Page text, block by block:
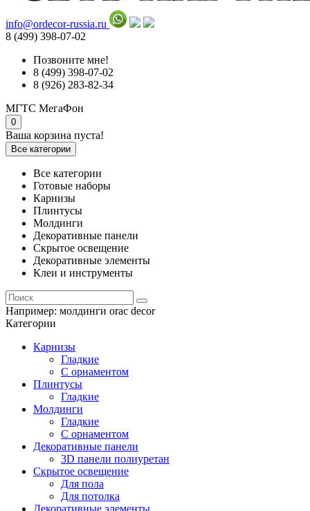
info@ordecor-russia.ru
8 (499) 398-07-02
Позвоните мне!
8 (499) 398-07-02
8 (926) 283-82-34
МГТС МегаФон
0
Ваша корзина пуста!
Все категории
Все категории
Готовые наборы
Карнизы
Плинтусы
Молдинги
Декоративные панели
Скрытое освещение
Декоративные элементы
Клеи и инструменты
Например: молдинги orac decor
Категории
Карнизы
Гладкие
С орнаментом
Плинтусы
Гладкие
Молдинги
Гладкие
С орнаментом
Декоративные панели
3D панели полиуретан
Скрытое освещение
Для пола
Для потолка
Декоративные элементы